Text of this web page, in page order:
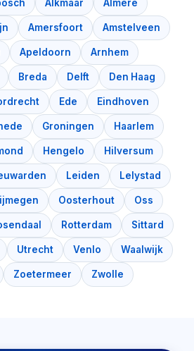
Alkmaar Almere
Amersfoort Amstelveen
Apeldoorn Arnhem
Breda Delft Den Haag
Ede Eindhoven
Groningen Haarlem
Hengelo Hilversum
Leiden Lelystad
Oosterhout Oss
Rotterdam Sittard
Utrecht Venlo Waalwijk
Zoetermeer Zwolle